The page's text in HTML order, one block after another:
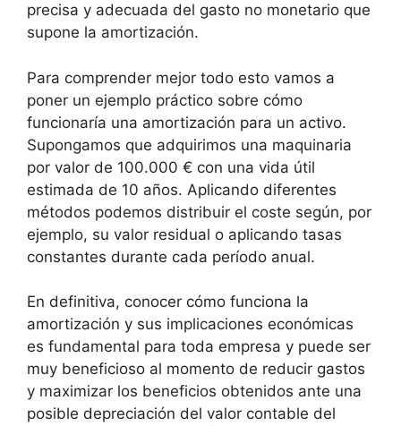
precisa y adecuada del gasto no monetario que
supone la amortización.
Para comprender mejor todo esto vamos a
poner un ejemplo práctico sobre cómo
funcionaría una amortización para un activo.
Supongamos que adquirimos una maquinaria
por valor de 100.000 € con una vida útil
estimada de 10 años. Aplicando diferentes
métodos podemos distribuir el coste según, por
ejemplo, su valor residual o aplicando tasas
constantes durante cada período anual.
En definitiva, conocer cómo funciona la
amortización y sus implicaciones económicas
es fundamental para toda empresa y puede ser
muy beneficioso al momento de reducir gastos
y maximizar los beneficios obtenidos ante una
posible depreciación del valor contable del